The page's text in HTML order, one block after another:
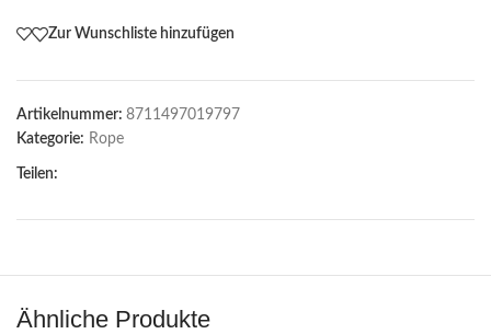
Zur Wunschliste hinzufügen
Artikelnummer: 8711497019797
Kategorie: Rope
Teilen:
Ähnliche Produkte